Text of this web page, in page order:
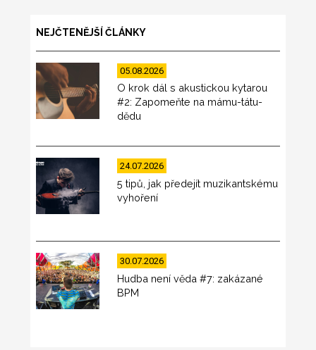
NEJČTENĚJŠÍ ČLÁNKY
05.08.2026
O krok dál s akustickou kytarou
#2: Zapomeňte na mámu-tátu-
dědu
24.07.2026
5 tipů, jak předejít muzikantskému
vyhoření
30.07.2026
Hudba není věda #7: zakázané
BPM